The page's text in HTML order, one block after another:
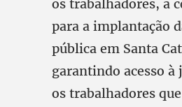
os trabalhadores, a
para a implantação
pública em Santa
garantindo acesso à
os trabalhadores